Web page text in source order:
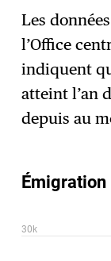
→
Les
l’Office
indiquent
atteint l’an
depuis au